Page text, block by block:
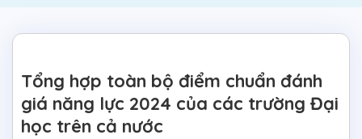
Tổng hợp toàn bộ điểm chuẩn đánh
giá năng lực 2024 của các trường Đại
học trên cả nước